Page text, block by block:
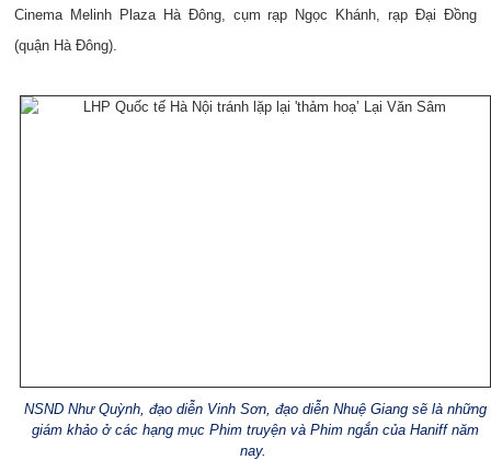
Cinema Melinh Plaza Hà Đông, cụm rạp Ngọc Khánh, rạp Đại Đồng
(quận Hà Đông).
NSND Như Quỳnh, đạo diễn Vinh Sơn, đạo diễn Nhuệ Giang sẽ là những
giám khảo ở các hạng mục Phim truyện và Phim ngắn của Haniff năm
nay.